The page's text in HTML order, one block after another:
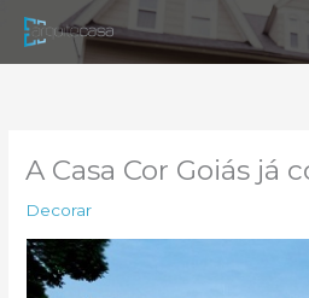
para
A Casa Cor Goiás já
Decorar